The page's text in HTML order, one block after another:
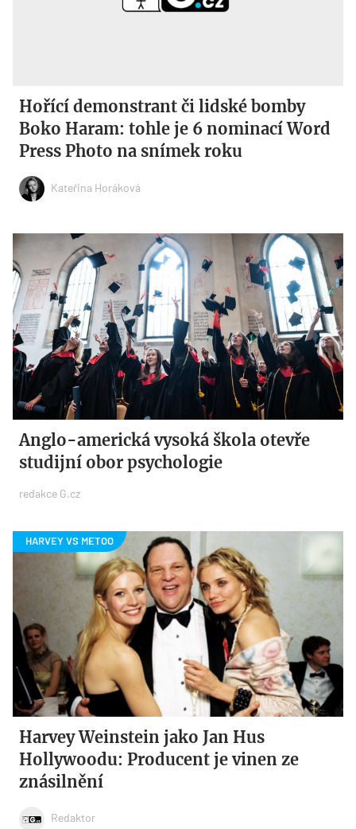
Hořící demonstrant či lidské bomby
Boko Haram: tohle je 6 nominací Word
Press Photo na snímek roku
Kateřina Horáková
Anglo-americká vysoká škola otevře
studijní obor psychologie
redakce G.cz
Harvey Weinstein jako Jan Hus
Hollywoodu: Producent je vinen ze
znásilnění
Redaktor